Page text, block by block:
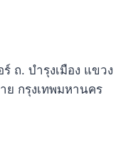
ถ. บำรุงเมือง แขวง
ย กรุงเทพมหานคร